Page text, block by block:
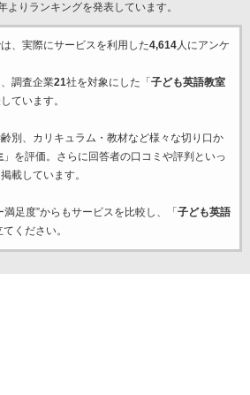
よりランキングを発表しています。
、実際にサービスを利用した4,614人にアンケ
調査企業21社を対象にした「 子ども英語教室
ています。
別、カリキュラム・教材など様々な切り口か
」を評価。さらに回答者の口コミや評判といっ
載しています。
足度”からもサービスを比較し、「 子ども英語
ください。